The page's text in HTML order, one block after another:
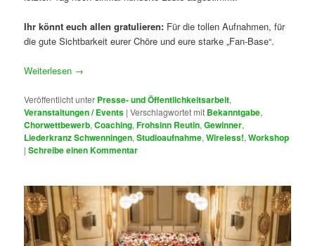
Ihr könnt euch allen gratulieren: Für die tollen Aufnahmen, für
die gute Sichtbarkeit eurer Chöre und eure starke „Fan-Base“.
Weiterlesen →
Veröffentlicht unter Presse- und Öffentlichkeitsarbeit,
Veranstaltungen / Events |Verschlagwortet mit Bekanntgabe,
Chorwettbewerb,Coaching,Frohsinn Reutin,Gewinner,
Liederkranz Schwenningen,Studioaufnahme,Wireless!,Workshop
|Schreibe einen Kommentar